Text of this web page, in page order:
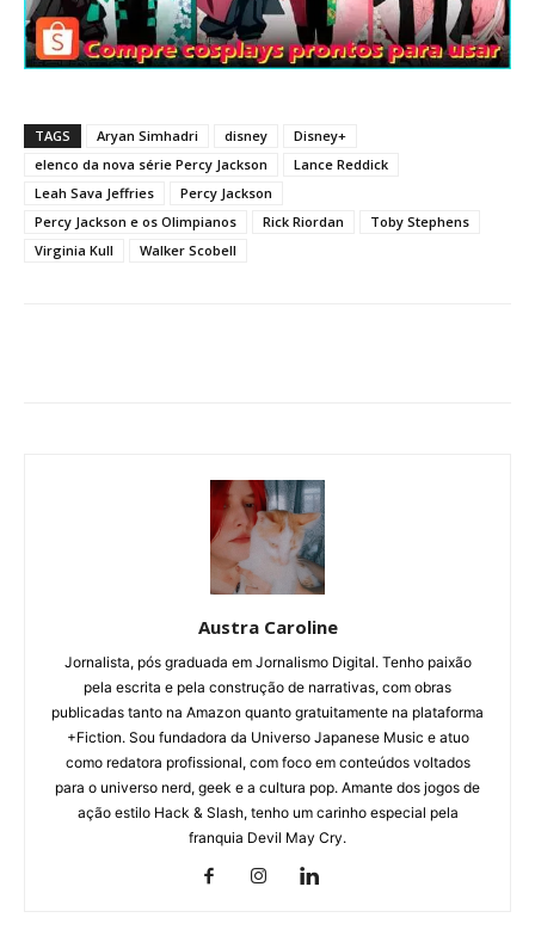
TAGS Aryan Simhadri disney
Disney+
elenco da nova série Percy Jackson
Lance Reddick
Leah Sava Jeffries
Percy Jackson
Percy Jackson e os Olimpianos
Rick Riordan
Toby Stephens
Virginia Kull
Walker Scobell
Austra Caroline
Jornalista, pós graduada em Jornalismo Digital. Tenho paixão
pela escrita e pela construção de narrativas, com obras
publicadas tanto na Amazon quanto gratuitamente na plataforma
+Fiction. Sou fundadora da Universo Japanese Music e atuo
como redatora profissional, com foco em conteúdos voltados
para o universo nerd, geek e a cultura pop. Amante dos jogos de
ação estilo Hack & Slash, tenho um carinho especial pela
franquia Devil May Cry.